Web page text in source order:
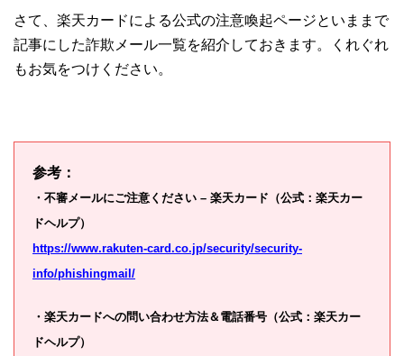
さて、楽天カードによる公式の注意喚起ページといままで
記事にした詐欺メール一覧を紹介しておきます。くれぐれ
もお気をつけください。
参考：
・不審メールにご注意ください – 楽天カード（公式：楽天カー
ドヘルプ）
https://www.rakuten-card.co.jp/security/security-
info/phishingmail/
・楽天カードへの問い合わせ方法＆電話番号（公式：楽天カー
ドヘルプ）